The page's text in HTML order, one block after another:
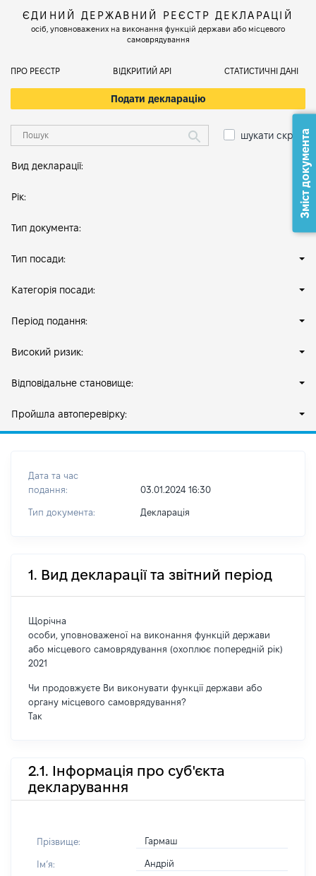
ЄДИНИЙ ДЕРЖАВНИЙ РЕЄСТР ДЕКЛАРАЦІЙ
осіб, уповноважених на виконання функцій держави або місцевого
самоврядування
ПРО РЕЄСТР ВІДКРИТИЙ АРІ СТАТИСТИЧНІ ДАНІ
Подати декларацію
шукати скрізь
Вид декларації:
Рік:
Тип документа:
Тип посади:
Категорія посади:
Період подання:
Високий ризик:
Відповідальне становище:
Пройшла автоперевірку:
Дата та час
подання:
03.01.2024 16:30
Тип документа: Декларація
1. Вид декларації та звітний період
Щорічна
особи, уповноваженої на виконання функцій держави
або місцевого самоврядування (охоплює попередній рік)
2021
Чи продовжуєте Ви виконувати функції держави або
органу місцевого самоврядування?
Так
2.1. Інформація про суб'єкта
декларування
Прізвище: Гармаш
Імʼя: Андрій
Зміст документа